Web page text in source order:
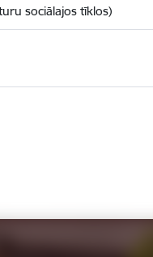
sociālajos tīklos)